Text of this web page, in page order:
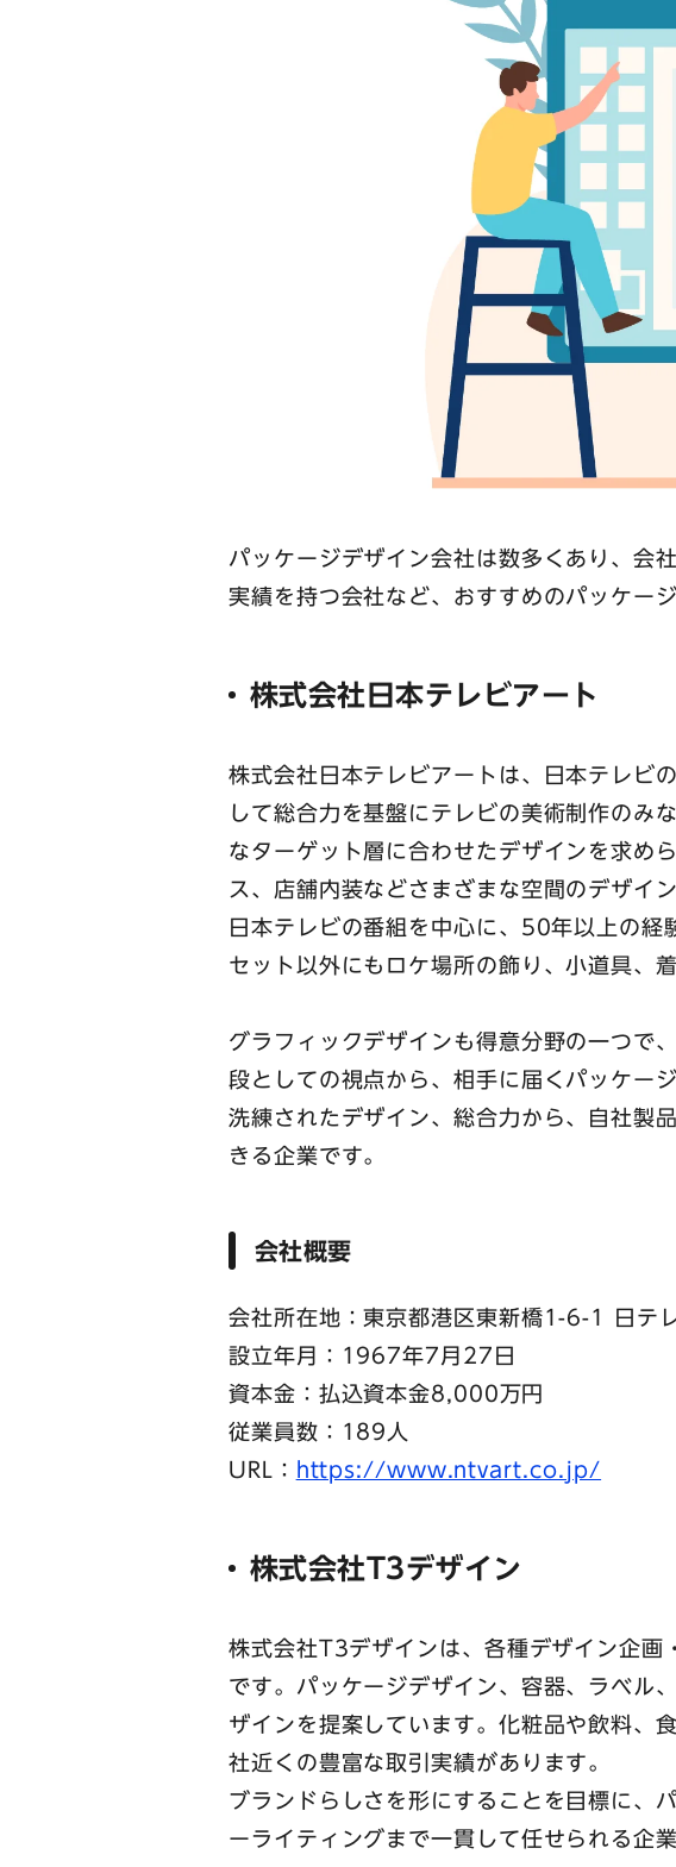
パッケージデザイン会社は数多くあり、会
実績を持つ会社など、おすすめのパッケー
株式会社日本テレビアート
株式会社日本テレビアートは、日本テレビ
して総合力を基盤にテレビの美術制作のみ
なターゲット層に合わせたデザインを求め
ス、店舗内装などさまざまな空間のデザイ
日本テレビの番組を中心に、50年以上の
セット以外にもロケ場所の飾り、小道具、
グラフィックデザインも得意分野の一つで
段としての視点から、相手に届くパッケー
洗練されたデザイン、総合力から、自社製
きる企業です。
会社概要
会社所在地：東京都港区東新橋1-6-1 日テ
設立年月：1967年7月27日
資本金：払込資本金8,000万円
従業員数：189人
URL：
https://www.ntvart.co.jp/
株式会社T3デザイン
株式会社T3デザインは、各種デザイン企画
です。パッケージデザイン、容器、ラベル
ザインを提案しています。化粧品や飲料、
社近くの豊富な取引実績があります。
ブランドらしさを形にすることを目標に、
ーライティングまで一貫して任せられる企業